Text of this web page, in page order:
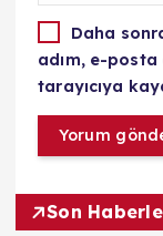
Daha
adım, e-
tarayıcıya
Son